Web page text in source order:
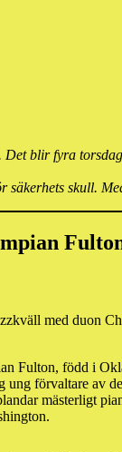
blir fyra
säkerhets skull.
med duon
Fulton, född i
förvaltare av
mästerligt